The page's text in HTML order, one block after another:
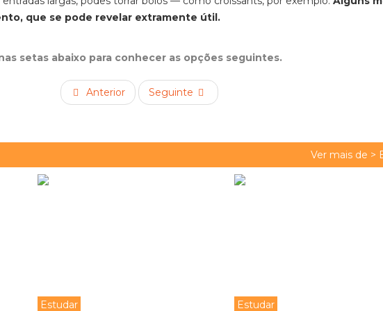
que se pode revelar extramente útil.
setas abaixo para conhecer as opções seguintes.
Anterior Seguinte
Ver mais de >
Estudar Estudar